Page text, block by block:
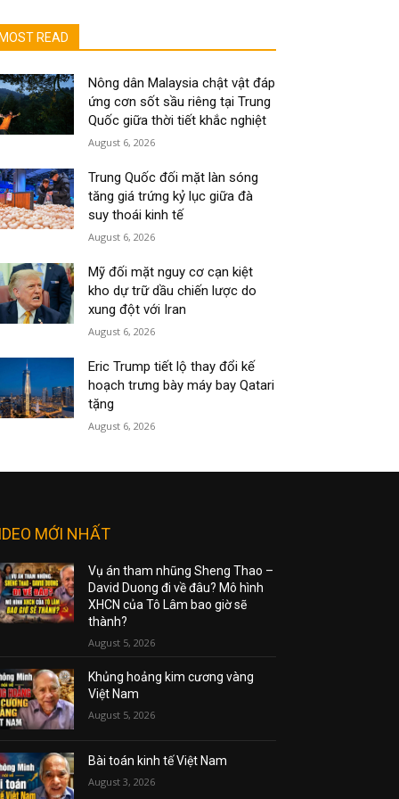
MOST READ
Nông dân Malaysia chật vật đáp
ứng cơn sốt sầu riêng tại Trung
Quốc giữa thời tiết khắc nghiệt
August 6, 2026
Trung Quốc đối mặt làn sóng
tăng giá trứng kỷ lục giữa đà
suy thoái kinh tế
August 6, 2026
Mỹ đối mặt nguy cơ cạn kiệt
kho dự trữ dầu chiến lược do
xung đột với Iran
August 6, 2026
Eric Trump tiết lộ thay đổi kế
hoạch trưng bày máy bay Qatari
tặng
August 6, 2026
MỚI NHẤT
Vụ án tham nhũng Sheng Thao –
David Duong đi về đâu? Mô hình
XHCN của Tô Lâm bao giờ sẽ
thành?
August 5, 2026
Khủng hoảng kim cương vàng
Việt Nam
August 5, 2026
Bài toán kinh tế Việt Nam
August 3, 2026